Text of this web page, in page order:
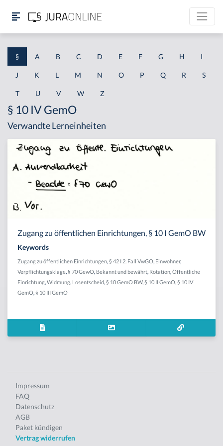
§ A B C D E F G H I
J K L M N O P Q R S
T U V W Z
§ 10 IV GemO
Verwandte Lerneinheiten
Zugang zu öffentlichen Einrichtungen, § 10 I GemO BW
Keywords
Zugang zu öffentlichen Einrichtungen § 42 I 2. Fall VwGO Einwohner,
Verpflichtungsklage § 70 GewO Bekannt und bewährt Rotation Öffentliche
Einrichtung Widmung Losentscheid § 10 GemO BW, § 10 II GemO § 10 IV
GemO § 10 III GemO
Impressum
FAQ
Datenschutz
AGB
Paket kündigen
Vertrag widerrufen